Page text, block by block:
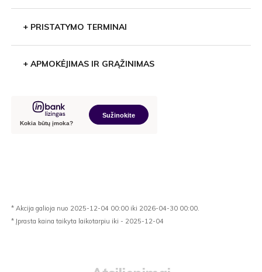
+ PRISTATYMO TERMINAI
+ APMOKĖJIMAS IR GRĄŽINIMAS
* Akcija galioja nuo 2025-12-04 00:00 iki 2026-04-30 00:00.
* Įprasta kaina taikyta laikotarpiu iki - 2025-12-04